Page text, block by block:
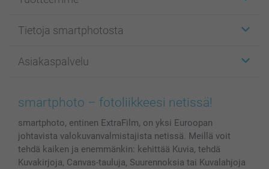
Kuvakortit
Kuvakirjat
Valokuvat, Julisteet & Taskukirjat
MyNameBook
Kuvakalenterit & Päivyrit
Valokuvakehykset & Lisätarvikkeet
Tietoja smartphotosta
Affiliate ohjelma
Evästekäytäntö
Ehdot/takuut
Investor Relations
Asiakaspalvelu
100% tyytyväisyystakuu
Hinnat & maksutavat
Tilausten tila
smartphoto – fotoliikkeesi netissä!
smartphoto, entinen ExtraFilm, on yksi Euroopan
johtavista valokuvanvalmistajista netissä. Meillä voit
tehdä kaiken ja enemmänkin: kehittää Kuvia, tehdä
Kuvakirjoja, Canvas-tauluja, Suurennoksia tai Kuvalahjoja